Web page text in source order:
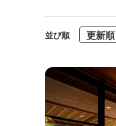
並び順 更新順